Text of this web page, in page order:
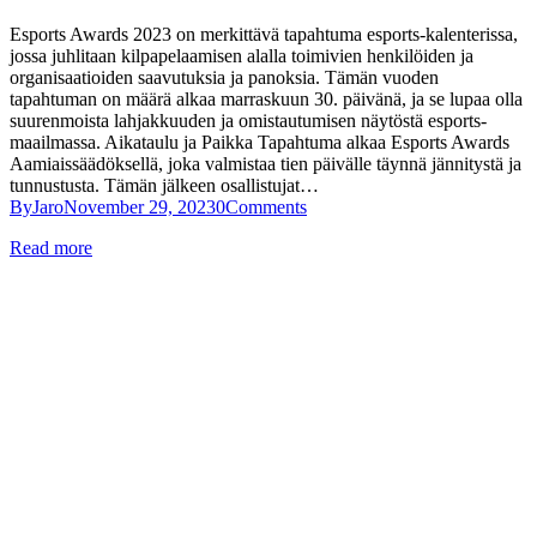
Esports Awards 2023 on merkittävä tapahtuma esports-kalenterissa,
jossa juhlitaan kilpapelaamisen alalla toimivien henkilöiden ja
organisaatioiden saavutuksia ja panoksia. Tämän vuoden
tapahtuman on määrä alkaa marraskuun 30. päivänä, ja se lupaa olla
suurenmoista lahjakkuuden ja omistautumisen näytöstä esports-
maailmassa. Aikataulu ja Paikka Tapahtuma alkaa Esports Awards
Aamiaissäädöksellä, joka valmistaa tien päivälle täynnä jännitystä ja
tunnustusta. Tämän jälkeen osallistujat…
ByJaroNovember 29, 20230Comments
Read more